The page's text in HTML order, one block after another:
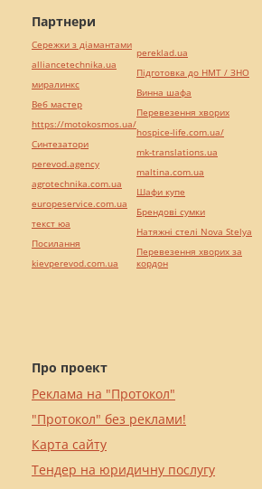
Про проект
Реклама на "Протокол"
"Протокол" без реклами!
Карта сайту
Тендер на юридичну послугу
Партнери
Сережки з діамантами
alliancetechnika.ua
миралинкс
Веб мастер
https://motokosmos.ua/
Синтезатори
perevod.agency
agrotechnika.com.ua
europeservice.com.ua
текст юа
Посилання
kievperevod.com.ua
pereklad.ua
Підготовка до НМТ / ЗНО
Винна шафа
Перевезення хворих
hospice-life.com.ua/
mk-translations.ua
maltina.com.ua
Шафи купе
Брендові сумки
Натяжні стелі Nova Stelya
Перевезення хворих за
кордон